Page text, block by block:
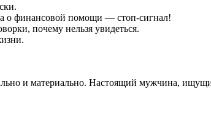
о финансовой помощи — стоп-сигнал!
почему нельзя увидеться.
и материально. Настоящий мужчина,